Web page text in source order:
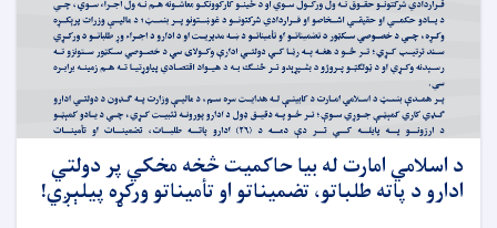
د اسلامي امارت له بیا حاکمیت څخه مخکي پر دولتي
ادارو د پاته طلباتو، تضمیناتو او تأمیناتو ورکړه پیلېږي!